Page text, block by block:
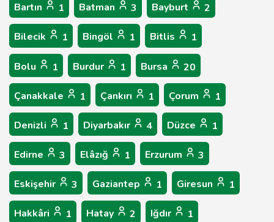
Bartın 1 Batman 3 Bayburt 2
Bilecik 1 Bingöl 1 Bitlis 1
Bolu 1 Burdur 1 Bursa 20
Çanakkale 1 Çankırı 1 Çorum 1
Denizli 1 Diyarbakır 4 Düzce 1
Edirne 3 Elâzığ 1 Erzurum 3
Eskişehir 3 Gaziantep 1 Giresun 1
Hakkâri 1 Hatay 2 Iğdır 1